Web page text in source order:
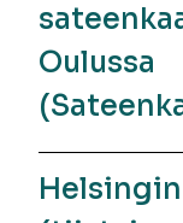
Oulussa